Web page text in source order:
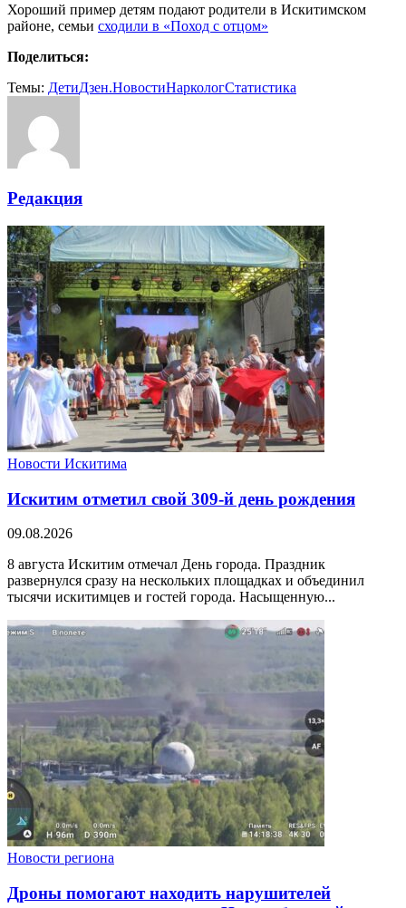
Хороший пример детям подают родители в Искитимском
районе, семьи сходили в «Поход с отцом»
Поделиться:
Темы: ДетиДзен.НовостиНаркологСтатистика
Редакция
Новости Искитима
Искитим отметил свой 309-й день рождения
09.08.2026
8 августа Искитим отмечал День города. Праздник
развернулся сразу на нескольких площадках и объединил
тысячи искитимцев и гостей города. Насыщенную...
Новости региона
Дроны помогают находить нарушителей